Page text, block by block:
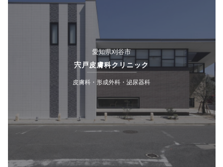
愛知県刈谷市
宍戸皮膚科クリニック
皮膚科・形成外科・泌尿器科